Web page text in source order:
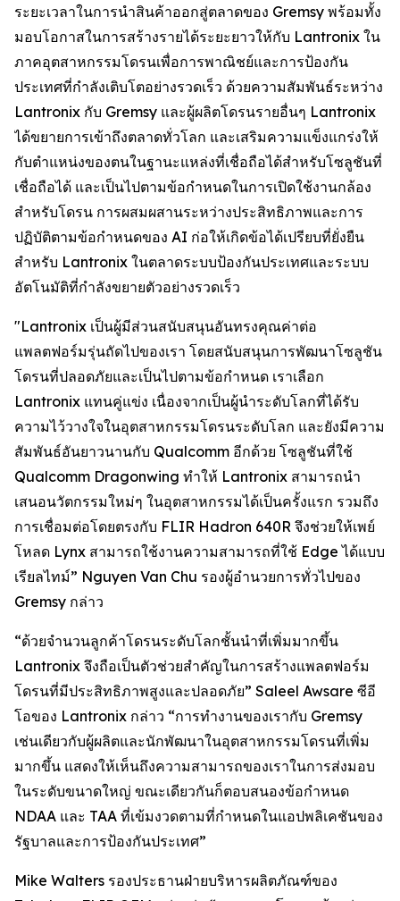
ระยะเวลาในการนำสินค้าออกสู่ตลาดของ Gremsy พร้อมทั้ง
มอบโอกาสในการสร้างรายได้ระยะยาวให้กับ Lantronix ใน
ภาคอุตสาหกรรมโดรนเพื่อการพาณิชย์และการป้องกัน
ประเทศที่กำลังเติบโตอย่างรวดเร็ว ด้วยความสัมพันธ์ระหว่าง
Lantronix กับ Gremsy และผู้ผลิตโดรนรายอื่นๆ Lantronix
ได้ขยายการเข้าถึงตลาดทั่วโลก และเสริมความแข็งแกร่งให้
กับตำแหน่งของตนในฐานะแหล่งที่เชื่อถือได้สำหรับโซลูชันที่
เชื่อถือได้ และเป็นไปตามข้อกำหนดในการเปิดใช้งานกล้อง
สำหรับโดรน การผสมผสานระหว่างประสิทธิภาพและการ
ปฏิบัติตามข้อกำหนดของ AI ก่อให้เกิดข้อได้เปรียบที่ยั่งยืน
สำหรับ Lantronix ในตลาดระบบป้องกันประเทศและระบบ
อัตโนมัติที่กำลังขยายตัวอย่างรวดเร็ว
"Lantronix เป็นผู้มีส่วนสนับสนุนอันทรงคุณค่าต่อ
แพลตฟอร์มรุ่นถัดไปของเรา โดยสนับสนุนการพัฒนาโซลูชัน
โดรนที่ปลอดภัยและเป็นไปตามข้อกำหนด เราเลือก
Lantronix แทนคู่แข่ง เนื่องจากเป็นผู้นำระดับโลกที่ได้รับ
ความไว้วางใจในอุตสาหกรรมโดรนระดับโลก และยังมีความ
สัมพันธ์อันยาวนานกับ Qualcomm อีกด้วย โซลูชันที่ใช้
Qualcomm Dragonwing ทำให้ Lantronix สามารถนำ
เสนอนวัตกรรมใหม่ๆ ในอุตสาหกรรมได้เป็นครั้งแรก รวมถึง
การเชื่อมต่อโดยตรงกับ FLIR Hadron 640R จึงช่วยให้เพย์
โหลด Lynx สามารถใช้งานความสามารถที่ใช้ Edge ได้แบบ
เรียลไทม์” Nguyen Van Chu รองผู้อำนวยการทั่วไปของ
Gremsy กล่าว
“ด้วยจำนวนลูกค้าโดรนระดับโลกชั้นนำที่เพิ่มมากขึ้น
Lantronix จึงถือเป็นตัวช่วยสำคัญในการสร้างแพลตฟอร์ม
โดรนที่มีประสิทธิภาพสูงและปลอดภัย” Saleel Awsare ซีอี
โอของ Lantronix กล่าว “การทำงานของเรากับ Gremsy
เช่นเดียวกับผู้ผลิตและนักพัฒนาในอุตสาหกรรมโดรนที่เพิ่ม
มากขึ้น แสดงให้เห็นถึงความสามารถของเราในการส่งมอบ
ในระดับขนาดใหญ่ ขณะเดียวกันก็ตอบสนองข้อกำหนด
NDAA และ TAA ที่เข้มงวดตามที่กำหนดในแอปพลิเคชันของ
รัฐบาลและการป้องกันประเทศ”
Mike Walters รองประธานฝ่ายบริหารผลิตภัณฑ์ของ